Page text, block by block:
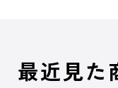
最近見た